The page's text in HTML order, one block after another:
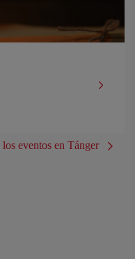
eventos en Tánger